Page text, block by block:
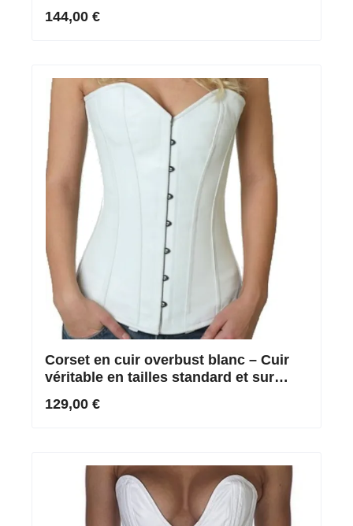
144,00 €
Corset en cuir overbust blanc – Cuir
véritable en tailles standard et sur
129,00 €